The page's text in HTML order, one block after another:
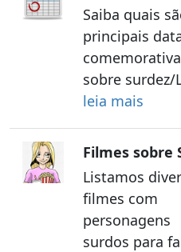
Saiba quais
principais
sobre surdez/
leia mais
Filmes sobre
Listamos
filmes com
personagens
surdos para